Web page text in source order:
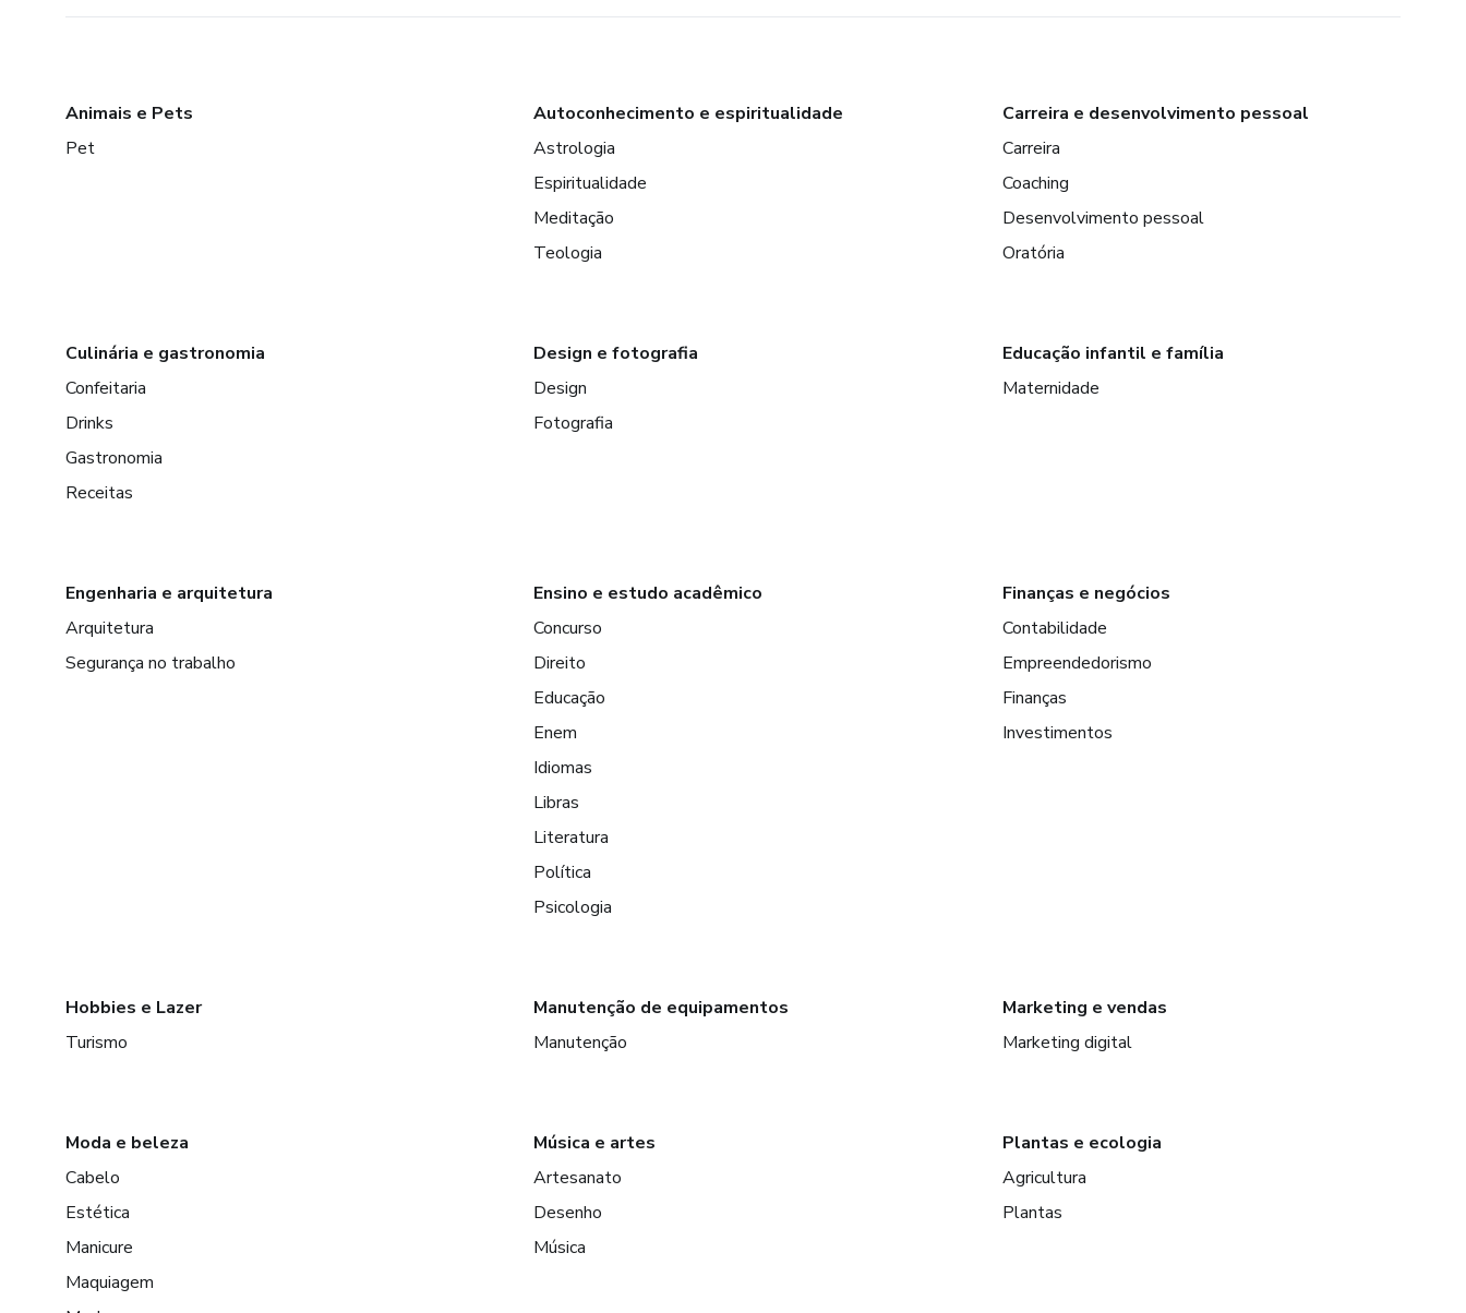
Animais e Pets
Pet
Autoconhecimento e espiritualidade
Astrologia
Espiritualidade
Meditação
Teologia
Carreira e desenvolvimento pessoal
Carreira
Coaching
Desenvolvimento pessoal
Oratória
Culinária e gastronomia
Confeitaria
Drinks
Gastronomia
Receitas
Design e fotografia
Design
Fotografia
Educação infantil e família
Maternidade
Engenharia e arquitetura
Arquitetura
Segurança no trabalho
Ensino e estudo acadêmico
Concurso
Direito
Educação
Enem
Idiomas
Libras
Literatura
Política
Psicologia
Finanças e negócios
Contabilidade
Empreendedorismo
Finanças
Investimentos
Hobbies e Lazer
Turismo
Manutenção de equipamentos
Manutenção
Marketing e vendas
Marketing digital
Moda e beleza
Cabelo
Estética
Manicure
Maquiagem
Música e artes
Artesanato
Desenho
Música
Plantas e ecologia
Agricultura
Plantas